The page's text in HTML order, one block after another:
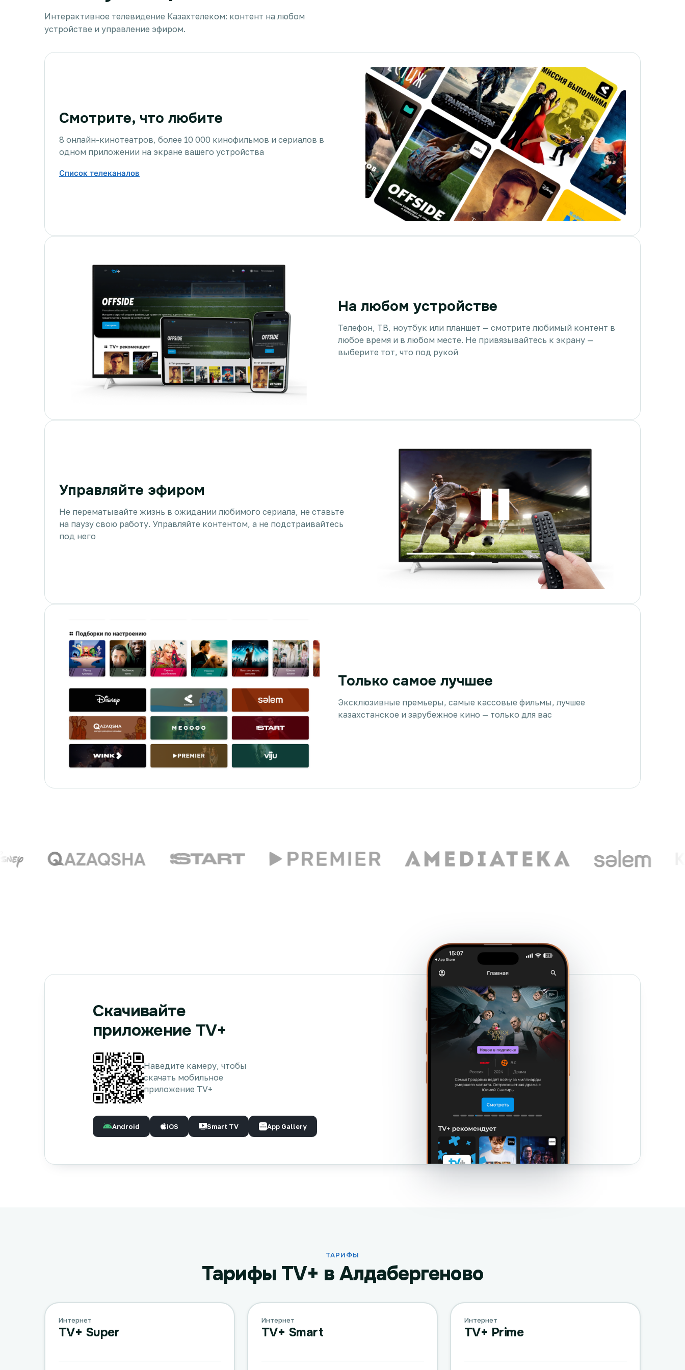
Интерактивное телевидение Казахтелеком: контент на любом
устройстве и управление эфиром.
Смотрите, что любите
8 онлайн-кинотеатров, более 10 000 кинофильмов и сериалов в
одном приложении на экране вашего устройства
Список телеканалов
На любом устройстве
Телефон, ТВ, ноутбук или планшет — смотрите любимый контент в
любое время и в любом месте. Не привязывайтесь к экрану —
выберите тот, что под рукой
Управляйте эфиром
Не перематывайте жизнь в ожидании любимого сериала, не ставьте
на паузу свою работу. Управляйте контентом, а не подстраивайтесь
под него
Только самое лучшее
Эксклюзивные премьеры, самые кассовые фильмы, лучшее
казахстанское и зарубежное кино — только для вас
Скачивайте
приложение TV+
Наведите камеру, чтобы
скачать мобильное
приложение TV+
Android iOS Smart TV App Gallery
ТАРИФЫ
Тарифы TV+ в Алдабергеново
Интернет
TV+ Super
Интернет
TV+ Smart
Интернет
TV+ Prime